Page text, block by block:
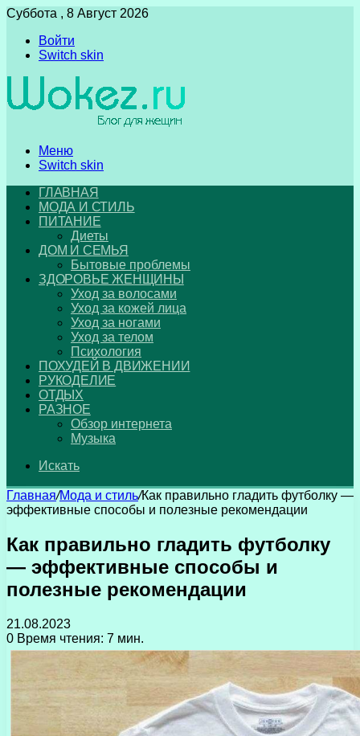
Суббота , 8 Август 2026
Войти
Switch skin
Меню
Switch skin
ГЛАВНАЯ
МОДА И СТИЛЬ
ПИТАНИЕ
Диеты
ДОМ И СЕМЬЯ
Бытовые проблемы
ЗДОРОВЬЕ ЖЕНЩИНЫ
Уход за волосами
Уход за кожей лица
Уход за ногами
Уход за телом
Психология
ПОХУДЕЙ В ДВИЖЕНИИ
РУКОДЕЛИЕ
ОТДЫХ
РАЗНОЕ
Обзор интернета
Музыка
Искать
Главная/Мода и стиль/Как правильно гладить футболку —
эффективные способы и полезные рекомендации
Как правильно гладить футболку
— эффективные способы и
полезные рекомендации
21.08.2023
0 Время чтения: 7 мин.